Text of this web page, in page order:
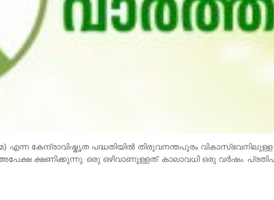
കേന്ദ്രാവിഷ്കൃത പദ്ധതിയില്‍ തിരുവനന്തപുരം വികാസ്ഭവനിലുള്ള
ക്ഷണിക്കുന്നു. ഒരു ഒഴിവാണുള്ളത്. കാലാവധി ഒരു വർഷം.